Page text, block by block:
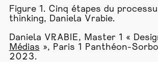
Figure 1. Cinq étapes du
thinking, Daniela Vrabie.
Daniela VRABIE, Master 1 «
Médias », Paris 1 Panthéon-
2023.